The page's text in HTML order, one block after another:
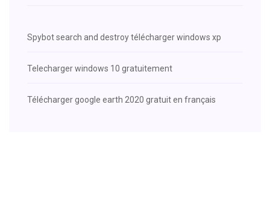
Spybot search and destroy télécharger windows xp
Telecharger windows 10 gratuitement
Télécharger google earth 2020 gratuit en français